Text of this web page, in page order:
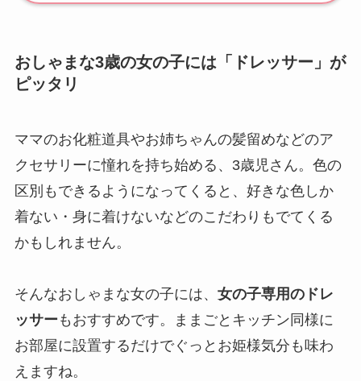
おしゃまな3歳の女の子には「ドレッサー」が
ピッタリ
ママのお化粧道具やお姉ちゃんの髪留めなどのア
クセサリーに憧れを持ち始める、3歳児さん。色の
区別もできるようになってくると、好きな色しか
着ない・身に着けないなどのこだわりもでてくる
かもしれません。
そんなおしゃまな女の子には、 女の子専用のドレ
ッサー もおすすめです。ままごとキッチン同様に
お部屋に設置するだけでぐっとお姫様気分も味わ
えますね。